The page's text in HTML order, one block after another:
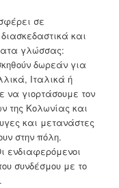
σε
και
γλώσσας:
δωρεάν για
Ιταλικά ή
να γιορτάσουμε τον
της Κολωνίας και
και μετανάστες
στην πόλη.
ενδιαφερόμενοι
συνδέσμου με το